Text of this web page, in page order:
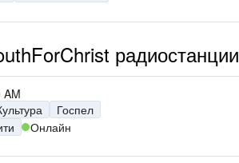
радиостанции
AM
Госпел
Онлайн